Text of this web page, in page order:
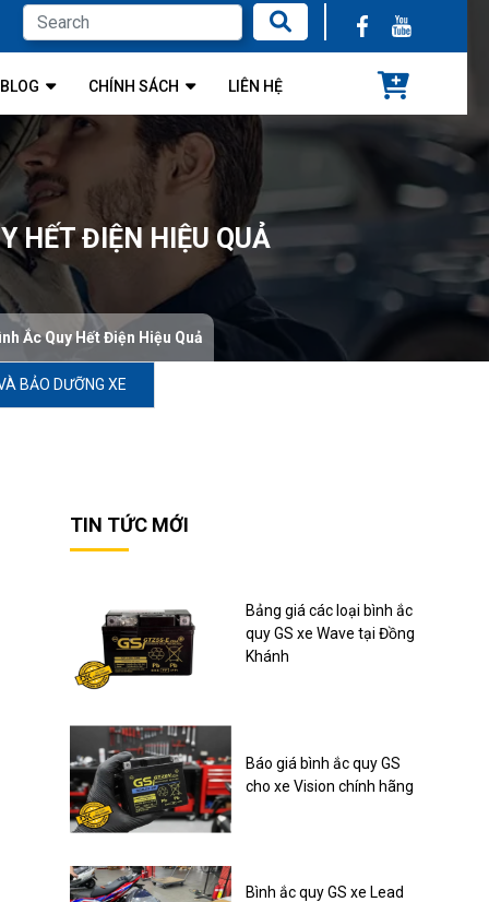
BLOG CHÍNH SÁCH LIÊN HỆ
HẾT ĐIỆN HIỆU QUẢ
Ắc Quy Hết Điện Hiệu Quả
BẢO DƯỠNG XE
TIN TỨC MỚI
Bảng giá các loại bình ắc
quy GS xe Wave tại Đồng
Khánh
Báo giá bình ắc quy GS
cho xe Vision chính hãng
Bình ắc quy GS xe Lead